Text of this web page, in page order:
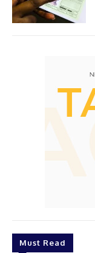
Must Read